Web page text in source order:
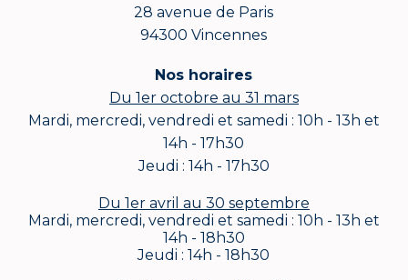
28 avenue de Paris
94300 Vincennes
Nos horaires
Du 1er octobre au 31 mars
Mardi, mercredi, vendredi et samedi : 10h - 13h et
14h - 17h30
Jeudi : 14h - 17h30
Du 1er avril au 30 septembre
Mardi, mercredi, vendredi et samedi : 10h - 13h et
14h - 18h30
Jeudi : 14h - 18h30